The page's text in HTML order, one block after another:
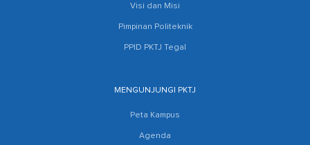
Visi dan Misi
Pimpinan Politeknik
PPID PKTJ Tegal
MENGUNJUNGI PKTJ
Peta Kampus
Agenda